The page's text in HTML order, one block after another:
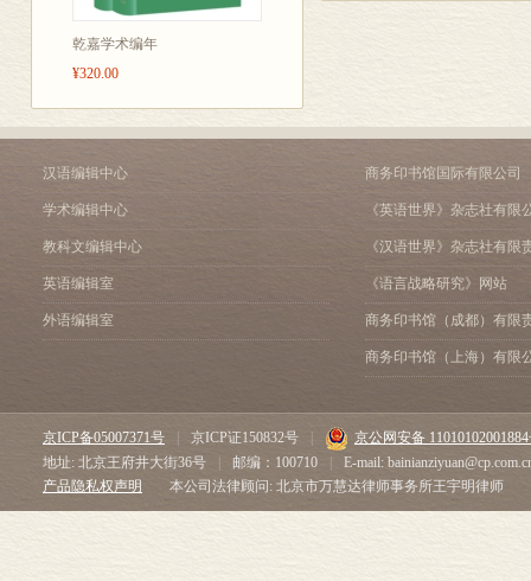
乾嘉学术编年
¥320.00
富平县志稿卷六168
富平县志稿卷七215
富平县志稿卷九287
富平县志稿卷十334
参考文献357
后记359
汉语编辑中心
学术编辑中心
教科文编辑中心
英语编辑室
外语编辑室
商务印书馆国际有限公司
《英语世界》杂志社有限
《汉语世界》杂志社有限
《语言战略研究》网站
商务印书馆（成都）有限
商务印书馆（上海）有限
京ICP备05007371号 京ICP证150832号
京公网安备
地址: 北京王府井大街36号
邮编：100710
E-mail:
产品隐私权声明
本公司法律顾问: 北京市万慧达律师事务所王宇明律师